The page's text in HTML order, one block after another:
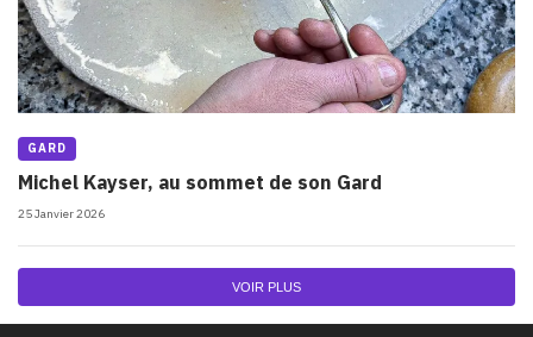
GARD
Michel Kayser, au sommet de son Gard
25 Janvier 2026
VOIR PLUS